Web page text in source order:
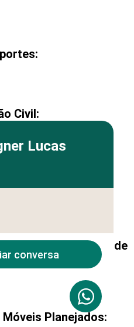
Civil:
Técnica de
Planejados:
Lucas
conversa